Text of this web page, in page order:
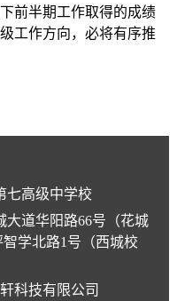
前半期工作取得的成绩
工作方向，必将有序推
七高级中学校
大道华阳路66号（花城
学北路1号（西城校
科技有限公司